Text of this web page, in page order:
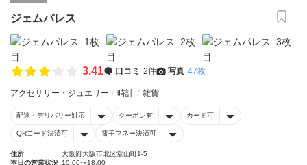
ジェムパレス
3.41 口コミ 2件 写真 47枚
アクセサリー・ジュエリー 時計 雑貨
配達・デリバリー対応 クーポン有 カード可
QRコード決済可 電子マネー決済可
住所
大阪府大阪市北区堂山町1-5
本日の営業状況 10:00〜18:00